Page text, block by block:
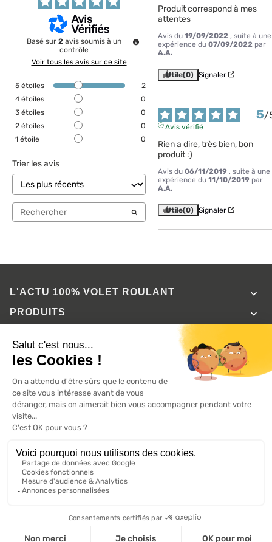
Basé sur2 avis soumis à un
contrôle
Voir tous les avis sur ce site
5 étoiles
2
4 étoiles
0
3 étoiles
0
2 étoiles
0
1 étoile 0
Trier les avis
Produit correspond à mes
attentes
Avis du 19/09/2022 , suite à une
expérience du 07/09/2022 par
A.A.
Utile(0) Signaler
5/
Avis vérifié
Rien a dire, très bien, bon
produit :)
Avis du 06/11/2019 , suite à une
expérience du 11/10/2019 par
A.A.
Utile(0) Signaler
L'ACTU 100%VOLET ROULANT 
PRODUITS 
INFORMATIONS
A propos de 100% volets roulant FAQ Avis clients
Conditions générales de vente
2026 ©, Tous droits réservés